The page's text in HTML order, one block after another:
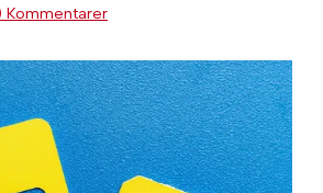
Kommentarer